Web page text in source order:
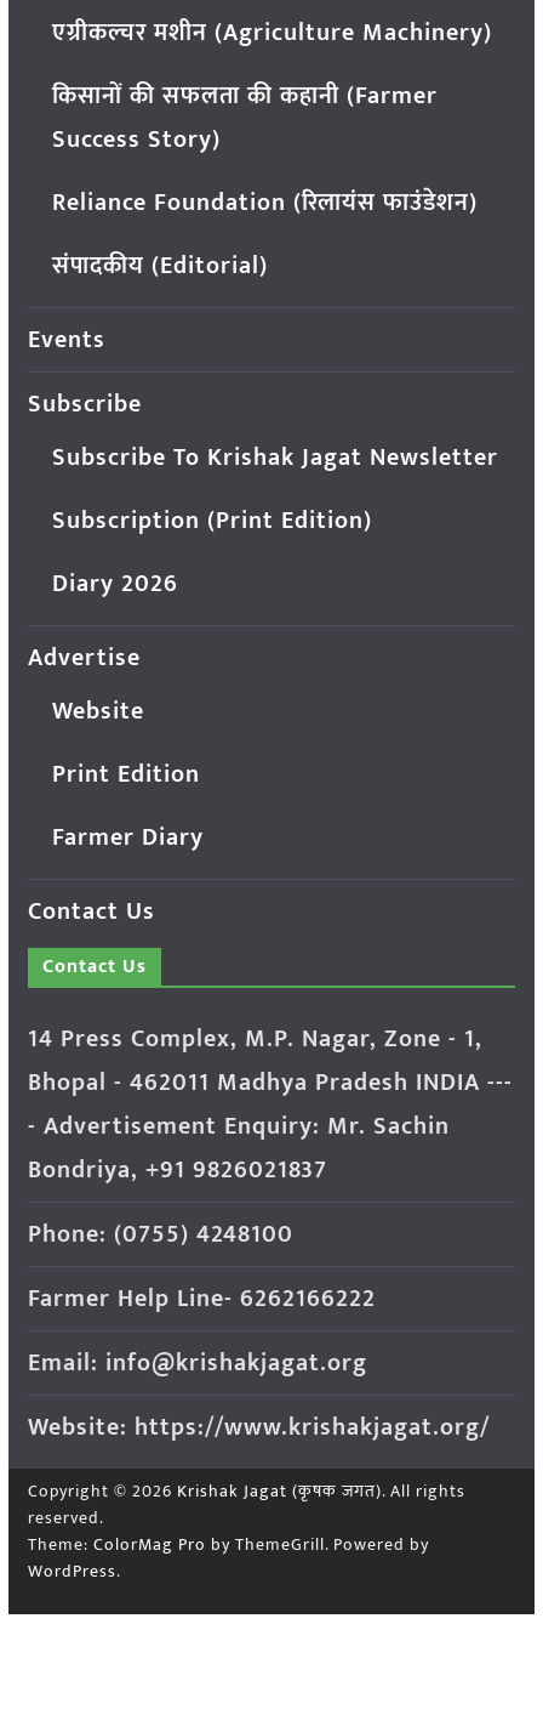
एग्रीकल्चर मशीन (Agriculture Machinery)
किसानों की सफलता की कहानी (Farmer
Success Story)
Reliance Foundation (रिलायंस फाउंडेशन)
संपादकीय (Editorial)
Events
Subscribe
Subscribe To Krishak Jagat Newsletter
Subscription (Print Edition)
Diary 2026
Advertise
Website
Print Edition
Farmer Diary
Contact Us
Contact Us
14 Press Complex, M.P. Nagar, Zone - 1,
Bhopal - 462011 Madhya Pradesh INDIA ---
- Advertisement Enquiry: Mr. Sachin
Bondriya, +91 9826021837
Phone: (0755) 4248100
Farmer Help Line- 6262166222
Email: info@krishakjagat.org
Website: https://www.krishakjagat.org/
Copyright © 2026 Krishak Jagat (कृषक जगत). All rights
reserved.
Theme: ColorMag Pro by ThemeGrill. Powered by
WordPress.